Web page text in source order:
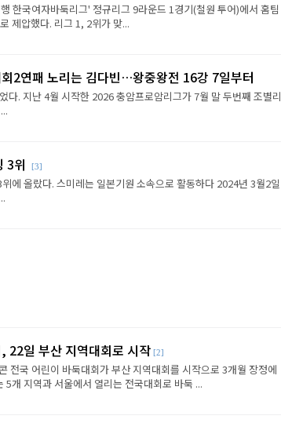
한국여자바둑리그' 정규리그 9라운드 1경기(철원 투어)에서 홈팀
제압했다. 리그 1, 2위가 맞...
2연패 노리는 김다빈…왕중왕전 16강 7일부터
다. 지난 4월 시작한 2026 충암프로암리그가 7월 말 두번째 조별리
3위 [3]
에 올랐다. 스미레는 일본기원 소속으로 활동하다 2024년 3월2일
22일 부산 지역대회로 시작 [2]
전국 어린이 바둑대회가 부산 지역대회를 시작으로 3개월 장정에
개 지역과 서울에서 열리는 전국대회로 바둑 ...